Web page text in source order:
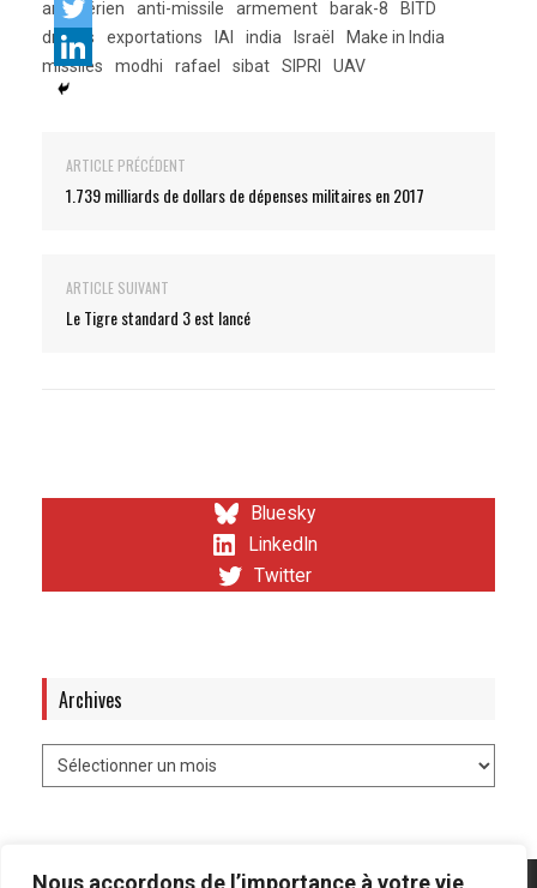
Nous accordons de l’importance à votre vie
anti-aérien
anti-missile armement barak-8
BITD
drones
exportations IAI india Israël
Make in India
missiles
modhi rafael sibat SIPRI UAV
ARTICLE PRÉCÉDENT
1.739 milliards de dollars de dépenses militaires en 2017
ARTICLE SUIVANT
Le Tigre standard 3 est lancé
Bluesky
LinkedIn
Twitter
Archives